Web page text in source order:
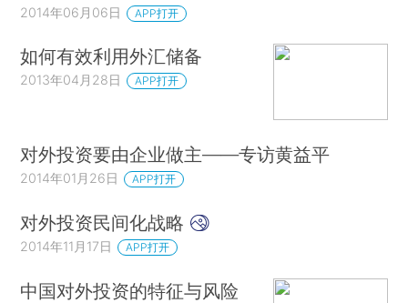
2014年06月06日 APP打开
如何有效利用外汇储备
2013年04月28日 APP打开
对外投资要由企业做主——专访黄益平
2014年01月26日 APP打开
对外投资民间化战略
2014年11月17日 APP打开
中国对外投资的特征与风险